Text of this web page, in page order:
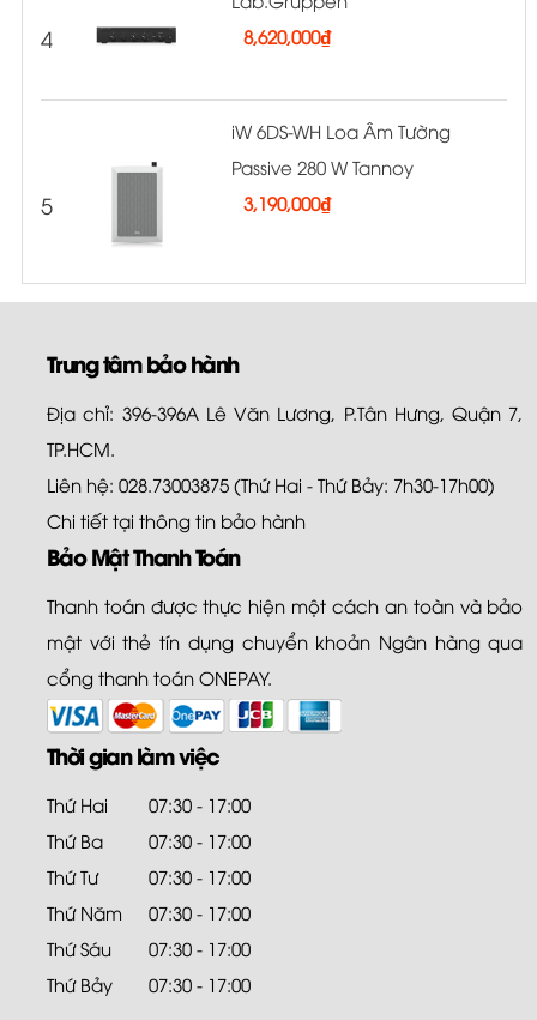
4
8,620,000₫
5
iW 6DS-WH Loa Âm Tường
Passive 280 W Tannoy
3,190,000₫
Trung tâm bảo hành
Địa chỉ: 396-396A Lê Văn Lương, P.Tân Hưng, Quận 7,
TP.HCM.
Liên hệ: 028.73003875 (Thứ Hai - Thứ Bảy: 7h30-17h00)
Chi tiết tại thông tin bảo hành
Bảo Mật Thanh Toán
Thanh toán được thực hiện một cách an toàn và bảo
mật với thẻ tín dụng chuyển khoản Ngân hàng qua
cổng thanh toán ONEPAY.
Thời gian làm việc
Thứ Hai
07:30 - 17:00
Thứ Ba
07:30 - 17:00
Thứ Tư
07:30 - 17:00
Thứ Năm
07:30 - 17:00
Thứ Sáu
07:30 - 17:00
Thứ Bảy
07:30 - 17:00